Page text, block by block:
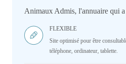
Animaux Admis, l'annuaire qui
FLEXIBLE
Site optimisé pour être
téléphone, ordinateur, tablette.